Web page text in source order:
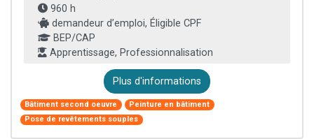
960 h
demandeur d’emploi, Éligible CPF
BEP/CAP
Apprentissage, Professionnalisation
Plus d'informations
Bâtiment second oeuvre
Peinture en bâtiment
Pose de revêtements souples